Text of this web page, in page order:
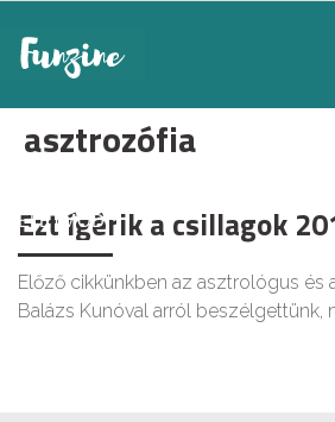
asztrozófia
ÉLETMÓD
Ezt ígérik a csillagok
Előző cikkünkben az asztrológus és
Balázs Kunóval arról beszélgettünk,